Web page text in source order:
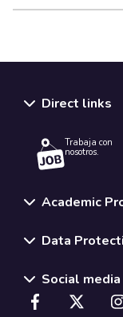
Direct links
Trabaja con
nosotros.
Academic
Data
Social media